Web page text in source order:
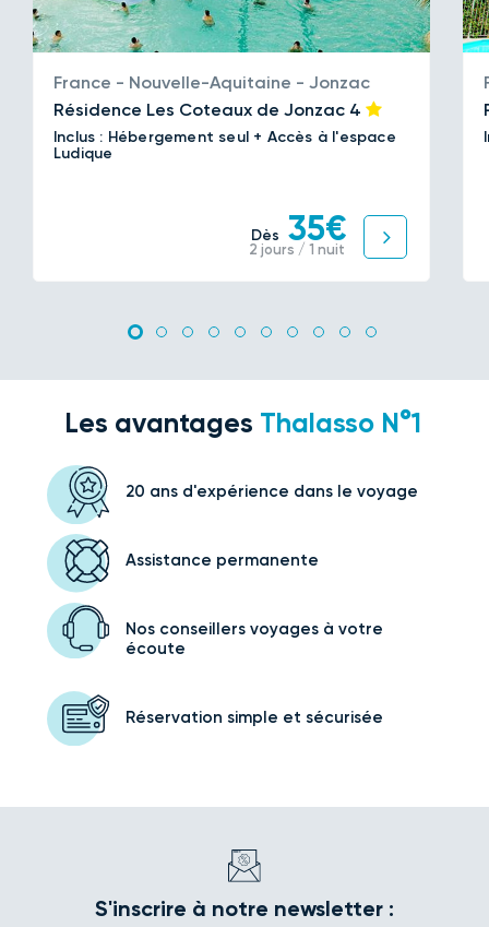
France - Nouvelle-Aquitaine - Jonzac
Résidence Les Coteaux de Jonzac 4
Inclus : Hébergement seul + Accès à l'espace
Ludique
Dès 35€
2 jours / 1 nuit
Les avantages Thalasso N°1
20 ans d'expérience dans le voyage
Assistance permanente
Nos conseillers voyagesà votre
écoute
Réservation simple et sécurisée
S'inscrire à notre newsletter :